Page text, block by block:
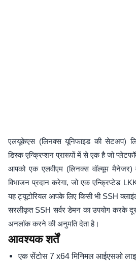
एलयूकेएस (लिनक्स यूनिफाइड की सेटअप)
डिस्क एन्क्रिप्शन प्रारूपों में से एक है जो
आपको एक एलवीएम (लिनक्स वॉल्यूम
विभाजन प्रदान करेगा, जो एक एन्क्रिप्टेड
यह ट्यूटोरियल आपके लिए किसी भी SSH
सरलीकृत SSH सर्वर डेमन का उपयोग करके
अनलॉक करने की अनुमति देता है।
आवश्यक शर्तें
एक सेंटोस 7 x64 मिनिमल आईएसओ